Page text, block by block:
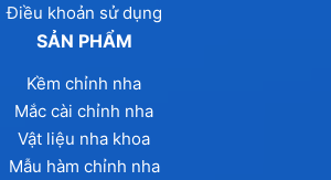
Điều khoản sử dụng
SẢN PHẨM
Kềm chỉnh nha
Mắc cài chỉnh nha
Vật liệu nha khoa
Mẫu hàm chỉnh nha